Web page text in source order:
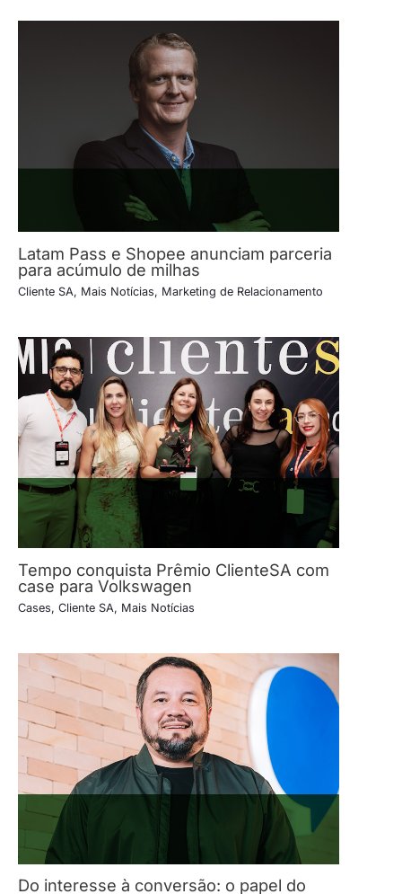
Latam Pass e Shopee anunciam parceria
para acúmulo de milhas
Cliente SA, Mais Notícias, Marketing de Relacionamento
Tempo conquista Prêmio ClienteSA com
case para Volkswagen
Cases, Cliente SA, Mais Notícias
Do interesse à conversão: o papel do